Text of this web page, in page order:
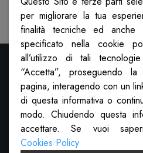
Pubblicato il
28 Luglio 2022
per migliorare la tua
finalità tecniche ed
specificato nella cookie
all’utilizzo di tali
“Accetta”, proseguendo
pagina, interagendo con un
di questa informativa o
modo. Chiudendo questa
accettare. Se vuoi
Cookies Policy